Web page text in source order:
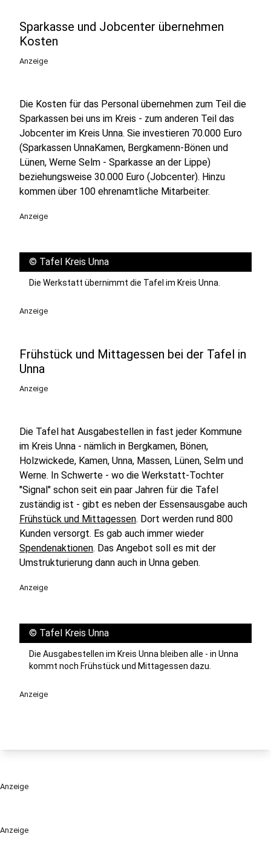
Anzeige
Sparkasse und Jobcenter übernehmen
Kosten
Anzeige
Die Kosten für das Personal übernehmen zum Teil die
Sparkassen bei uns im Kreis - zum anderen Teil das
Jobcenter im Kreis Unna. Sie investieren 70.000 Euro
(Sparkassen UnnaKamen, Bergkamenn-Bönen und
Lünen, Werne Selm - Sparkasse an der Lippe)
beziehungsweise 30.000 Euro (Jobcenter). Hinzu
kommen über 100 ehrenamtliche Mitarbeiter.
Anzeige
© Tafel Kreis Unna
Die Werkstatt übernimmt die Tafel im Kreis Unna.
Anzeige
Frühstück und Mittagessen bei der Tafel in
Unna
Anzeige
Die Tafel hat Ausgabestellen in fast jeder Kommune
im Kreis Unna - nämlich in Bergkamen, Bönen,
Holzwickede, Kamen, Unna, Massen, Lünen, Selm und
Werne. In Schwerte - wo die Werkstatt-Tochter
"Signal" schon seit ein paar Jahren für die Tafel
zuständig ist - gibt es neben der Essensausgabe auch
Frühstück und Mittagessen. Dort werden rund 800
Kunden versorgt. Es gab auch immer wieder
Spendenaktionen. Das Angebot soll es mit der
Umstrukturierung dann auch in Unna geben.
Anzeige
© Tafel Kreis Unna
Die Ausgabestellen im Kreis Unna bleiben alle - in Unna
kommt noch Frühstück und Mittagessen dazu.
Anzeige
Anzeige